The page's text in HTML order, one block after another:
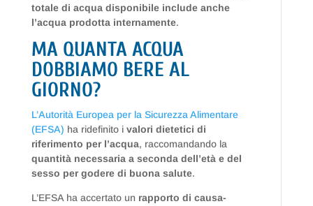
totale di acqua disponibile include anche
l’acqua prodotta internamente.
MA QUANTA ACQUA
DOBBIAMO BERE AL
GIORNO?
L’Autorità Europea per la Sicurezza Alimentare
(EFSA) ha ridefinito i valori dietetici di
riferimento per l’acqua, raccomandando la
quantità necessaria a seconda dell’età e del
sesso per godere di buona salute.
L’EFSA ha accertato un rapporto di causa-